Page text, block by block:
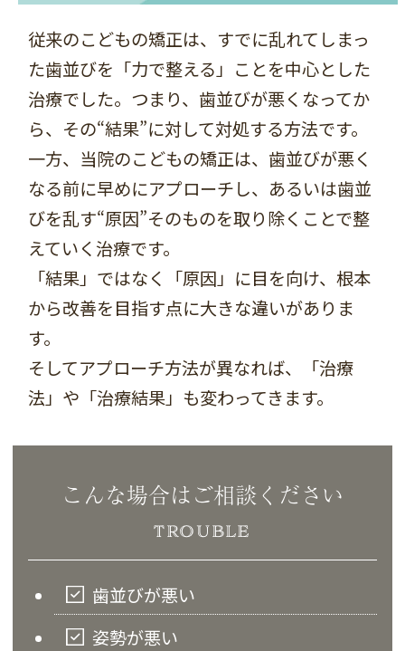
従来のこどもの矯正は、すでに乱れてしまっ
た歯並びを「力で整える」ことを中心とした
治療でした。つまり、歯並びが悪くなってか
ら、その“結果”に対して対処する方法です。
一方、当院のこどもの矯正は、歯並びが悪く
なる前に早めにアプローチし、あるいは歯並
びを乱す“原因”そのものを取り除くことで整
えていく治療です。
「結果」ではなく「原因」に目を向け、根本
から改善を目指す点に大きな違いがありま
す。
そしてアプローチ方法が異なれば、「治療
法」や「治療結果」も変わってきます。
こんな場合はご相談ください
TROUBLE
歯並びが悪い
姿勢が悪い